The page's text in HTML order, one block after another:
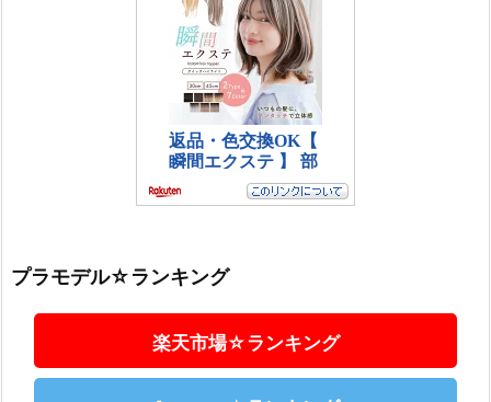
プラモデル☆ランキング
楽天市場☆ランキング